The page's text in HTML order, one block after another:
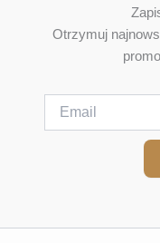
produktu
Otrzymuj